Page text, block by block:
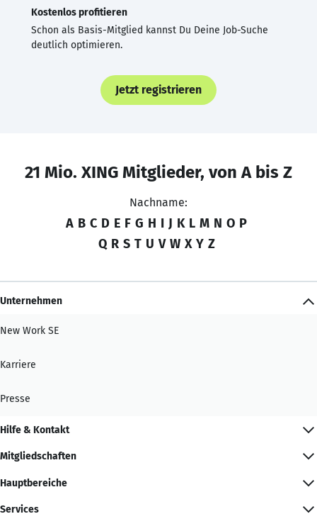
Kostenlos profitieren
Schon als Basis-Mitglied kannst Du Deine Job-Suche
deutlich optimieren.
Jetzt registrieren
21 Mio. XING Mitglieder, von A bis Z
Nachname:
A B C D E F G H I J K L M N O P
Q R S T U V W X Y Z
Unternehmen
New Work SE
Karriere
Presse
Hilfe & Kontakt
Mitgliedschaften
Hauptbereiche
Services